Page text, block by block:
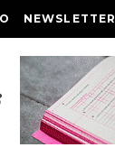
NEWSLETTER